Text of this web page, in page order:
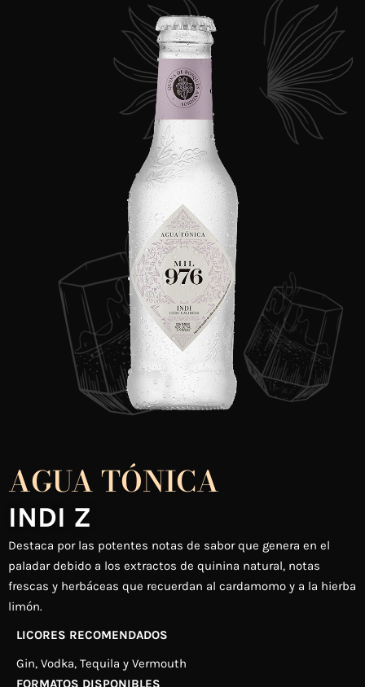
AGUA TÓNICA
INDI Z
Destaca por las potentes notas de sabor que genera en el
paladar debido a los extractos de quinina natural, notas
frescas y herbáceas que recuerdan al cardamomo y a la hierba
limón.
LICORES RECOMENDADOS
Gin, Vodka, Tequila y Vermouth
FORMATOS DISPONIBLES